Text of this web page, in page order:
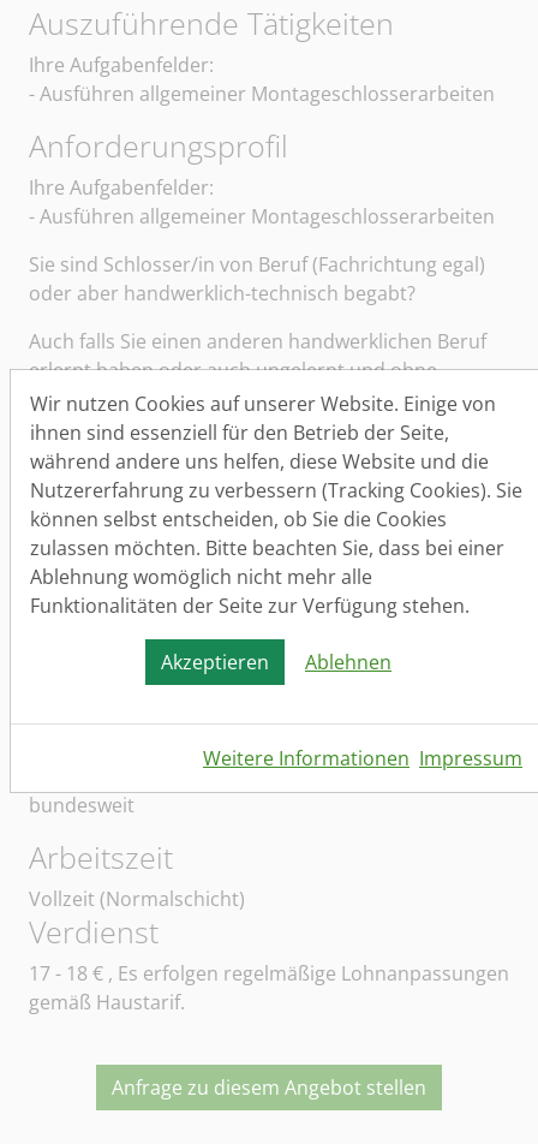
Sangerhäuser Arbeitsvermittlung und
Auszuführende Tätigkeiten
Ihre Aufgabenfelder:
- Ausführen allgemeiner Montageschlosserarbeiten
Anforderungsprofil
Ihre Aufgabenfelder:
- Ausführen allgemeiner Montageschlosserarbeiten
Sie sind Schlosser/in von Beruf (Fachrichtung egal)
oder aber handwerklich-technisch begabt?
Auch falls Sie einen anderen handwerklichen Beruf
erlernt haben oder auch ungelernt und ohne
Berufsabschluss sind, können Sie sich gern
bewerben. - Das Unternehmen gewährleistet eine
umfassende Einarbeitung vor Ort auf den jeweiligen
Baustellen.
Einzugsgebiet/e der Bewerber/innen
Sie sollten idealerweise aus dem Einzugsgebiet
Sangerhausen, Artern, Kyffhäuserkreis bzw. dem
jeweiligen Nahbereich kommen.
Wir freuen uns auf Ihre Bewerbung. - Recht vielen
bundesweit
Arbeitszeit
Vollzeit (Normalschicht)
Verdienst
17 - 18 € , Es erfolgen regelmäßige Lohnanpassungen
gemäß Haustarif.
Anfrage zu diesem Angebot stellen
Wir nutzen Cookies auf unserer Website. Einige von
ihnen sind essenziell für den Betrieb der Seite,
während andere uns helfen, diese Website und die
Nutzererfahrung zu verbessern (Tracking Cookies). Sie
können selbst entscheiden, ob Sie die Cookies
zulassen möchten. Bitte beachten Sie, dass bei einer
Ablehnung womöglich nicht mehr alle
Funktionalitäten der Seite zur Verfügung stehen.
Akzeptieren Ablehnen
Weitere Informationen Impressum